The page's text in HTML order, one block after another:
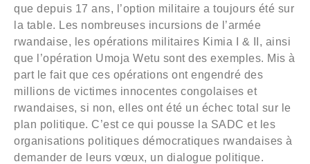
que depuis 17 ans, l’option militaire a toujours été sur
la table. Les nombreuses incursions de l’armée
rwandaise, les opérations militaires Kimia I & II, ainsi
que l’opération Umoja Wetu sont des exemples. Mis à
part le fait que ces opérations ont engendré des
millions de victimes innocentes congolaises et
rwandaises, si non, elles ont été un échec total sur le
plan politique. C’est ce qui pousse la SADC et les
organisations politiques démocratiques rwandaises à
demander de leurs vœux, un dialogue politique.